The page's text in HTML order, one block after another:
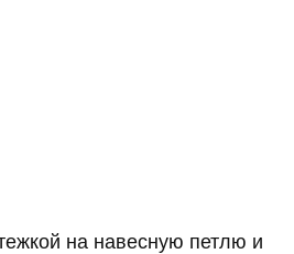
на навесную петлю и